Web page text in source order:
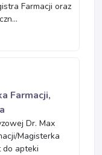
Farmacji oraz
Farmacji,
Dr. Max
Magisterka
do apteki